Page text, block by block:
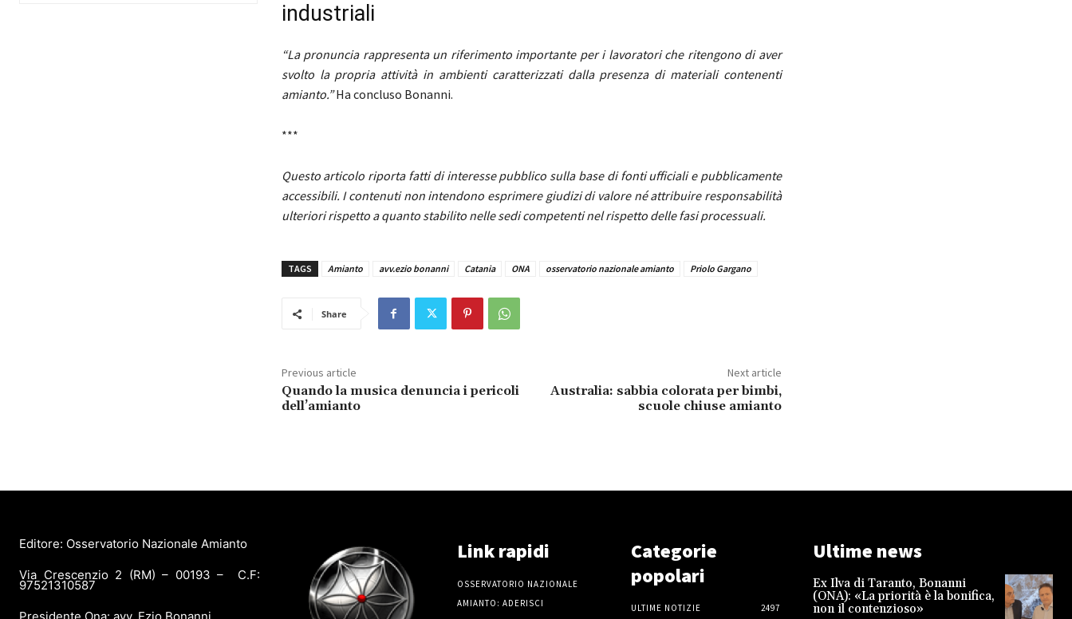
industriali
“La pronuncia rappresenta un riferimento importante per i lavoratori che ritengono di aver
svolto la propria attività in ambienti caratterizzati dalla presenza di materiali contenenti
amianto.”Ha concluso Bonanni.
***
Questo articolo riporta fatti di interesse pubblico sulla base di fonti ufficiali e pubblicamente
accessibili. I contenuti non intendono esprimere giudizi di valore né attribuire responsabilità
ulteriori rispetto a quanto stabilito nelle sedi competenti nel rispetto delle fasi processuali.
TAGS Amianto avv.ezio bonanni Catania ONA osservatorio nazionale amianto Priolo Gargano
Share
Previous article
Quando la musica denuncia i pericoli
dell’amianto
Next article
Australia: sabbia colorata per bimbi,
scuole chiuse amianto
Editore: Osservatorio Nazionale Amianto
Via Crescenzio 2 (RM) – 00193 – C.F:
97521310587
Link rapidi
OSSERVATORIO NAZIONALE
AMIANTO: ADERISCI
Categorie
popolari
ULTIME NOTIZIE 2497
Ultime news
Ex Ilva di Taranto, Bonanni
(ONA): «La priorità è la bonifica,
non il contenzioso»